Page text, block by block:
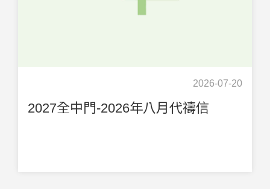
2026-07-20
2027全中門-2026年八月代禱信